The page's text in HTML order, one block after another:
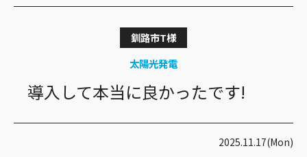
釧路市T様
太陽光発電
導入して本当に良かったです!
2025.11.17(Mon)